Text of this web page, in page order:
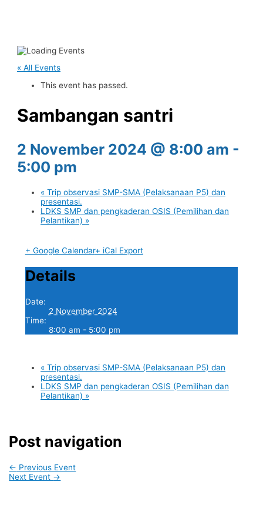
« All Events
This event has passed.
Sambangan santri
2 November 2024 @ 8:00 am -
5:00 pm
« Trip observasi SMP-SMA (Pelaksanaan P5) dan
presentasi.
LDKS SMP dan pengkaderan OSIS (Pemilihan dan
Pelantikan) »
+ Google Calendar+ iCal Export
Details
Date:
2 November 2024
Time:
8:00 am - 5:00 pm
« Trip observasi SMP-SMA (Pelaksanaan P5) dan
presentasi.
LDKS SMP dan pengkaderan OSIS (Pemilihan dan
Pelantikan) »
Post navigation
← Previous Event
Next Event →